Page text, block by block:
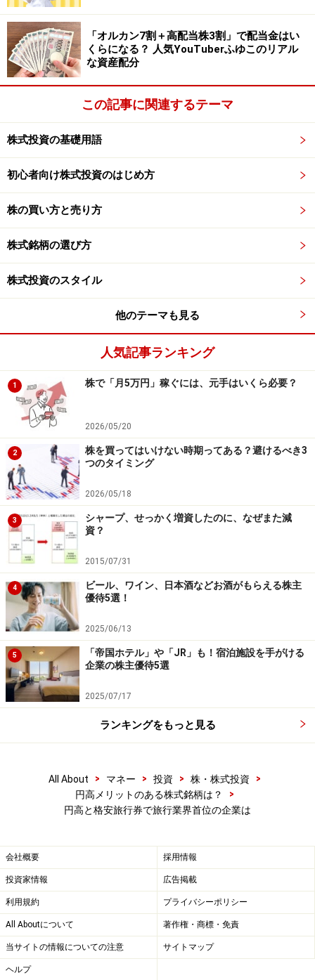
「オルカン7割＋高配当株3割」で配当金はい
くらになる？ 人気YouTuberふゆこのリアル
な資産配分
この記事に関連するテーマ
株式投資の基礎用語
初心者向け株式投資のはじめ方
株の買い方と売り方
株式銘柄の選び方
株式投資のスタイル
他のテーマも見る
人気記事ランキング
1 株で「月5万円」稼ぐには、元手はいくら必要？
2026/05/20
2
株を買ってはいけない時期ってある？避けるべき3
つのタイミング
2026/05/18
3
シャープ、せっかく増資したのに、なぜまた減
資？
2015/07/31
4
ビール、ワイン、日本酒などお酒がもらえる株主
優待5選！
2025/06/13
5
「帝国ホテル」や「JR」も！宿泊施設を手がける
企業の株主優待5選
2025/07/17
ランキングをもっと見る
All About > マネー > 投資 > 株・株式投資
>
円高メリットのある株式銘柄は？
>
円高と格安旅行券で旅行業界首位の企業は
会社概要 採用情報
投資家情報 広告掲載
利用規約 プライバシーポリシー
All Aboutについて 著作権・商標・免責
当サイトの情報についての注意 サイトマップ
ヘルプ